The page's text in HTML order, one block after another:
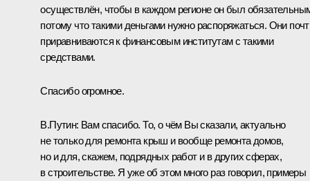
осуществлён, чтобы в каждом регионе он был
потому что такими деньгами нужно распоряжаться. Они
приравниваются к финансовым институтам с такими
средствами.
Спасибо огромное.
В.Путин: Вам спасибо. То, о чём Вы сказали, актуально
не только для ремонта крыш и вообще ремонта домов,
но и для, скажем, подрядных работ и в других сферах,
в строительстве. Я уже об этом много раз говорил, примеры